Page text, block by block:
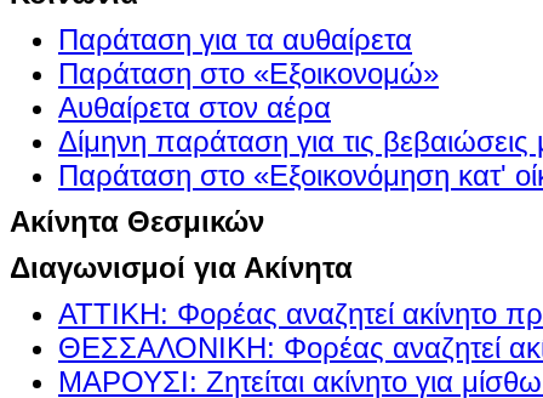
Παράταση για τα αυθαίρετα
Παράταση στο «Εξοικονομώ»
Αυθαίρετα στον αέρα
Δίμηνη παράταση για τις βεβαιώσεις
Παράταση στο «Εξοικονόμηση κατ'
Ακίνητα Θεσμικών
Διαγωνισμοί για Ακίνητα
ΑΤΤΙΚΗ: Φορέας αναζητεί ακίνητο
ΘΕΣΣΑΛΟΝΙΚΗ: Φορέας αναζητεί
ΜΑΡΟΥΣΙ: Ζητείται ακίνητο για